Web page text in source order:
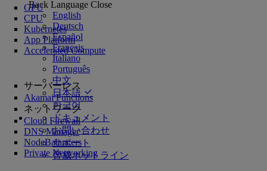
Back Language Close
English
Deutsch
Español
Français
Italiano
Português
中文
日本語
한국어
ドキュメント
お問い合わせ
サポート
脅威ホットライン
GPU
CPU
Kubernetes
App Platform
Accelerated Compute
サーバーレス
Akamai Functions
ネットワーク
Cloud Firewall
DNS Manager
NodeBalancers
Private Networking